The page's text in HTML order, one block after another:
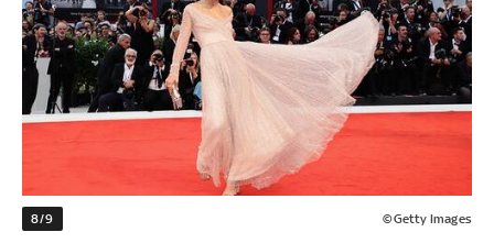
8/9 ©Getty Images